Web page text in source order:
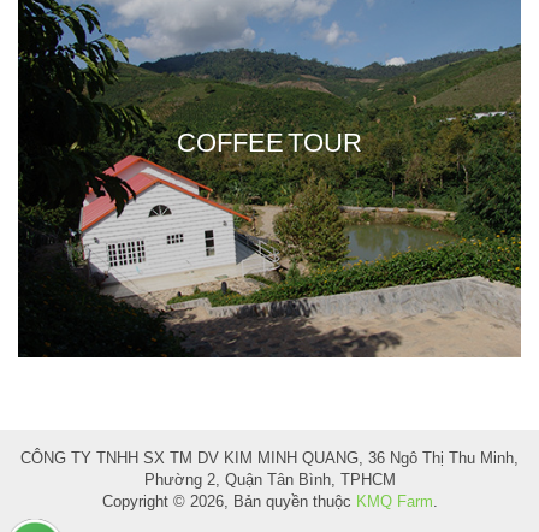
COFFEE TOUR
CÔNG TY TNHH SX TM DV KIM MINH QUANG, 36 Ngô Thị Thu Minh,
Phường 2, Quận Tân Bình, TPHCM
Copyright © 2026, Bản quyền thuộc KMQ Farm.